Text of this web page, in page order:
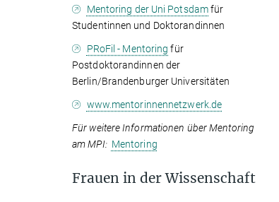
Mentoring der Uni Potsdamfür
Studentinnen und Doktorandinnen
PRoFil - Mentoring für
Postdoktorandinnen der
Berlin/Brandenburger Universitäten
www.mentorinnennetzwerk.de
Für weitere Informationen über Mentoring
am MPI: Mentoring
Frauen in der Wissenschaft